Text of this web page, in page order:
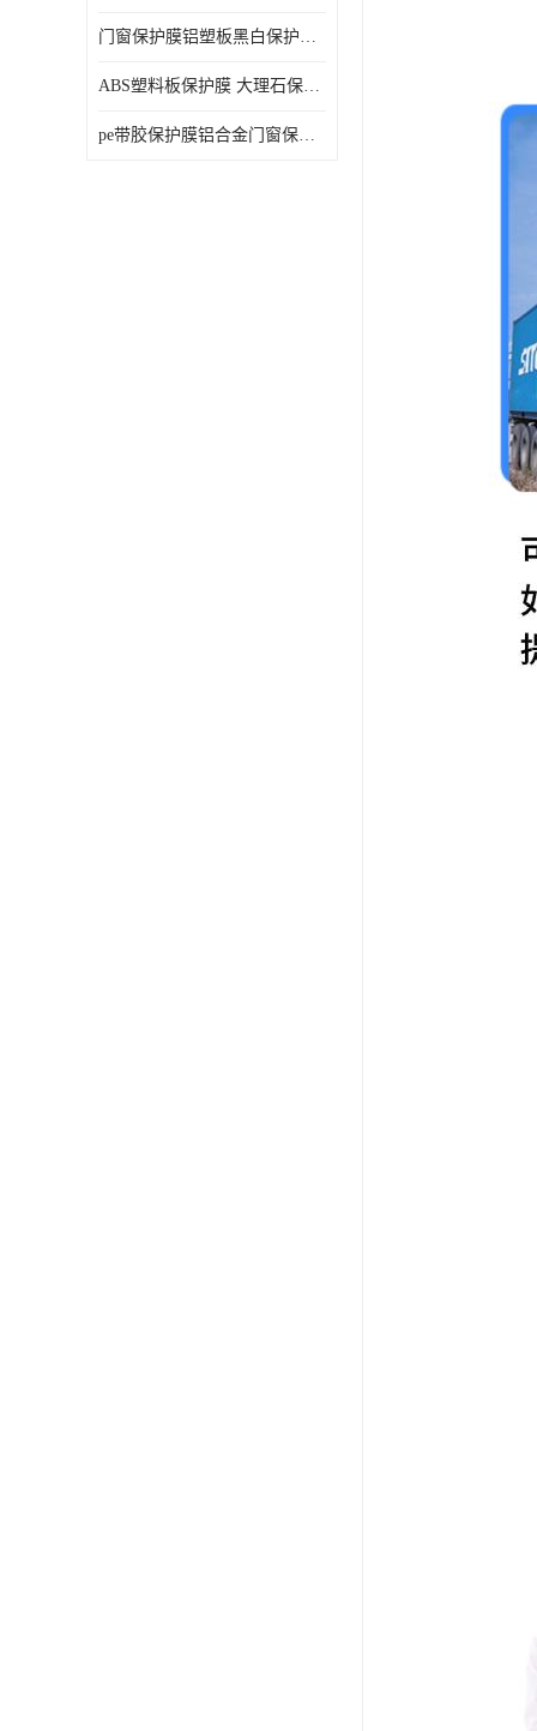
门窗保护膜铝塑板黑白保护膜外墙保温板保护膜
ABS塑料板保护膜 大理石保护膜 缠鱼竿保护膜
pe带胶保护膜铝合金门窗保护不锈钢板保护膜大理石建筑材料保护